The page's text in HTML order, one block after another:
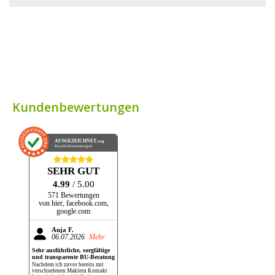
Kundenbewertungen
AUSGEZEICHNET.org
Kundenbewertungen
SEHR GUT
4.99 / 5.00
571 Bewertungen
von hier, facebook.com,
google.com
Anja F.
06.07.2026 Mehr
Sehr ausführliche, sorgfältige
und transparente BU-Beratung
Nachdem ich zuvor bereits mit
verschiedenen Maklern Kontakt